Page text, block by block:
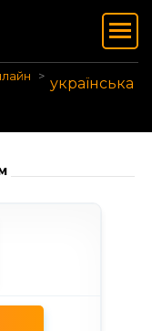
українська